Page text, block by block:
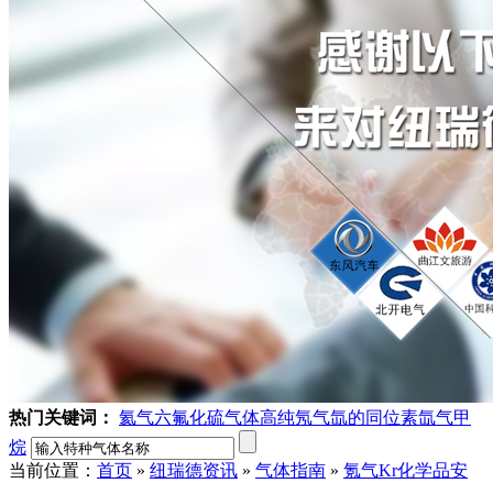
热门关键词： 氦气六氟化硫气体高纯氖气氙的同位素氙气甲
烷
当前位置： 首页 » 纽瑞德资讯 » 气体指南 » 氪气Kr化学品安